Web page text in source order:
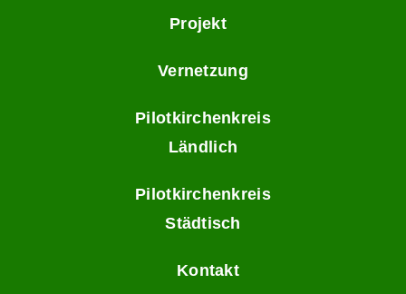
Projekt
Vernetzung
Pilotkirchenkreis
Ländlich
Pilotkirchenkreis
Städtisch
Kontakt